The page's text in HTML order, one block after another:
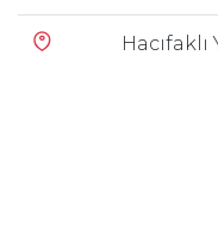
Hacıfaklı